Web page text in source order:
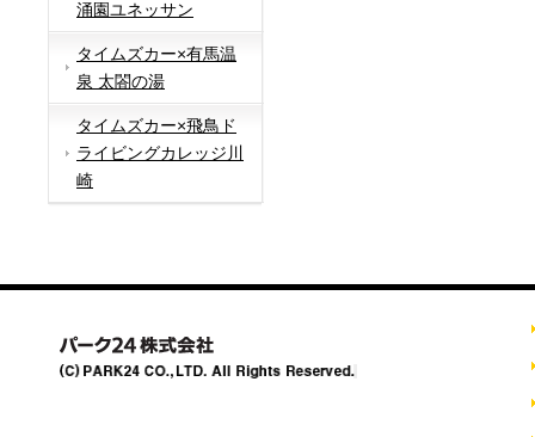
涌園ユネッサン
タイムズカー×有馬温
泉 太閤の湯
タイムズカー×飛鳥ド
ライビングカレッジ川
崎